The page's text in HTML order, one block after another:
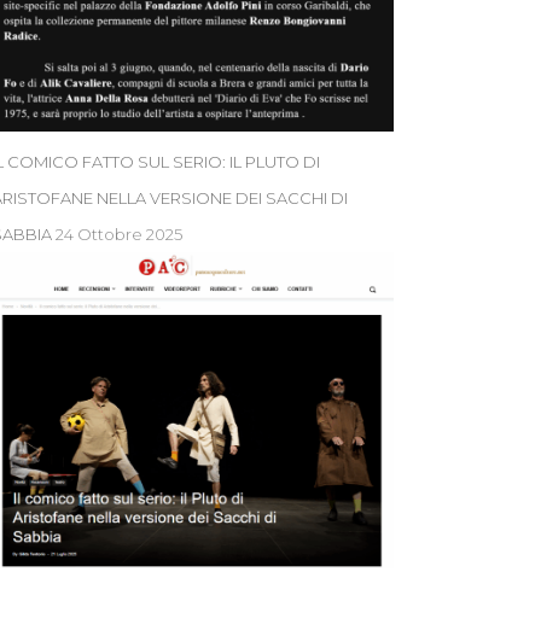
COMICO FATTO SUL SERIO: IL PLUTO DI
NELLA VERSIONE DEI SACCHI DI
24 Ottobre 2025